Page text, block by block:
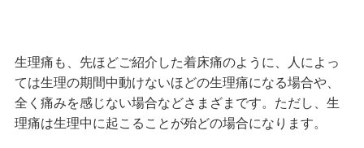
生理痛も、先ほどご紹介した着床痛のように、人によっ
ては生理の期間中動けないほどの生理痛になる場合や、
全く痛みを感じない場合などさまざまです。ただし、生
理痛は生理中に起こることが殆どの場合になります。